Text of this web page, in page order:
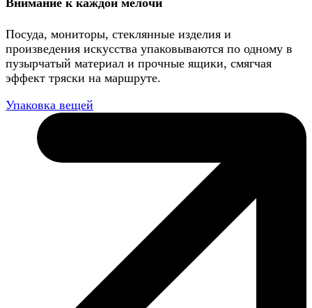
Внимание к каждой мелочи
Посуда, мониторы, стеклянные изделия и
произведения искусства упаковываются по одному в
пузырчатый материал и прочные ящики, смягчая
эффект тряски на маршруте.
Упаковка вещей